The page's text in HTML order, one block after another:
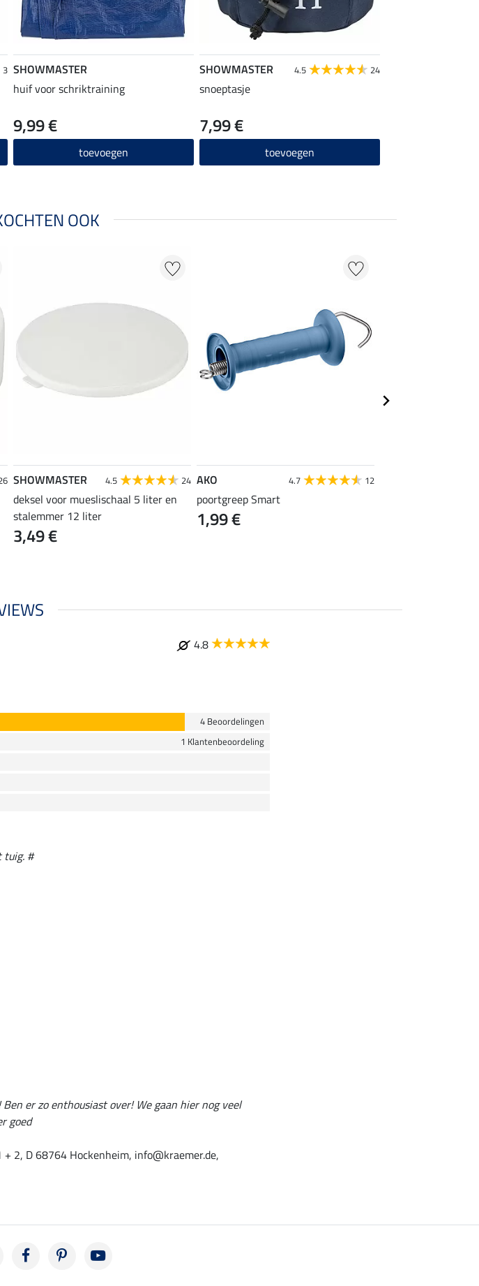
3 SHOWMASTER
huif voor schriktraining
9,99 €
toevoegen
SHOWMASTER 4.5 24
snoeptasje
7,99 €
toevoegen
OOK
SHOWMASTER 4.5 24
deksel voor mueslischaal 5 liter en
stalemmer 12 liter
3,49 €
AKO 4.7 12
poortgreep Smart
1,99 €
4.8
4 Beoordelingen
1 Klantenbeoordeling
tuig. #
er zo enthousiast over! We gaan hier nog veel
goed
2, D 68764 Hockenheim, info@kraemer.de,